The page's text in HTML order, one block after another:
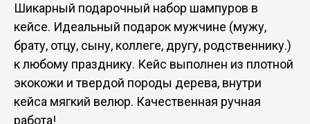
Шикарный подарочный набор шампуров в
кейсе. Идеальный подарок мужчине (мужу,
брату, отцу, сыну, коллеге, другу, родственнику.)
к любому празднику. Кейс выполнен из плотной
экокожи и твердой породы дерева, внутри
кейса мягкий велюр. Качественная ручная
работа!